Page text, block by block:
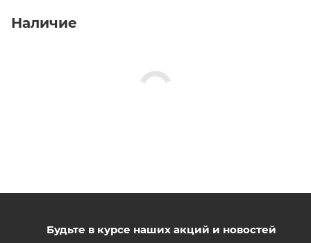
Наличие
Будьте в курсе наших акций и новостей